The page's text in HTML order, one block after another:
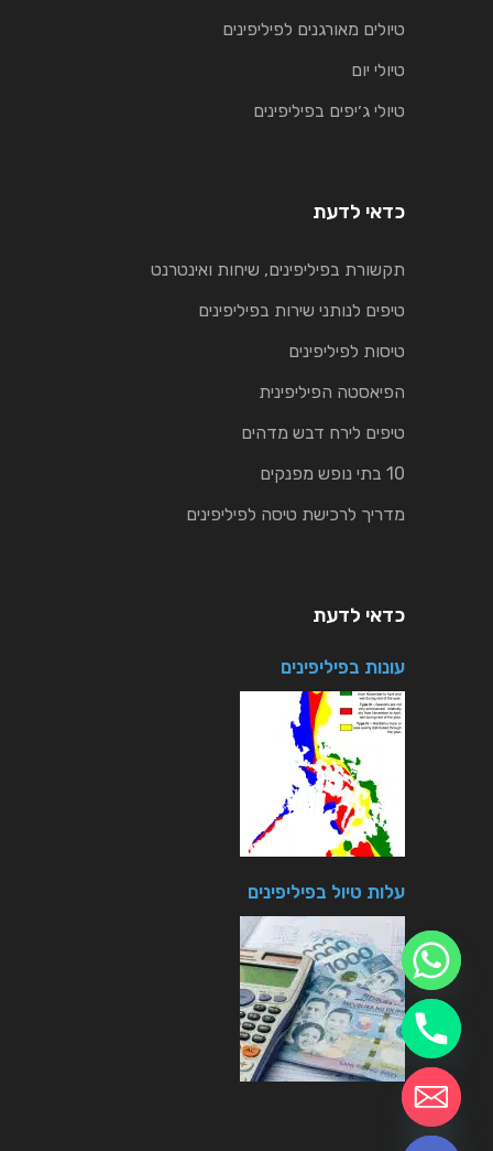
חזרה לטיולים
טיולים מאורגנים לפיליפינים
טיולי יום
טיולי ג׳יפים בפיליפינים
כדאי לדעת
תקשורת בפיליפינים, שיחות ואינטרנט
טיפים לנותני שירות בפיליפינים
טיסות לפיליפינים
הפיאסטה הפיליפינית
טיפים לירח דבש מדהים
10 בתי נופש מפנקים
מדריך לרכישת טיסה לפיליפינים
כדאי לדעת
עונות בפיליפינים
עלות טיול בפיליפינים
Hide
chaty